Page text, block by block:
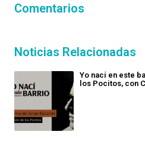
Comentarios
Noticias Relacionadas
Yo nací en este
los Pocitos, con